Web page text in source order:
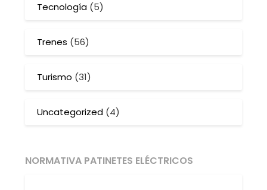
Tecnología (5)
Trenes (56)
Turismo (31)
Uncategorized (4)
NORMATIVA PATINETES ELÉCTRICOS